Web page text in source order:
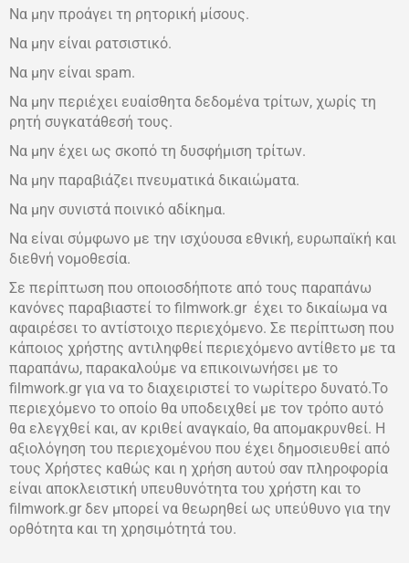
Να μην προάγει τη ρητορική μίσους.
Να μην είναι ρατσιστικό.
Να μην είναι spam.
Να μην περιέχει ευαίσθητα δεδομένα τρίτων, χωρίς τη
ρητή συγκατάθεσή τους.
Να μην έχει ως σκοπό τη δυσφήμιση τρίτων.
Να μην παραβιάζει πνευματικά δικαιώματα.
Να μην συνιστά ποινικό αδίκημα.
Να είναι σύμφωνο με την ισχύουσα εθνική, ευρωπαϊκή και
διεθνή νομοθεσία.
Σε περίπτωση που οποιοσδήποτε από τους παραπάνω
κανόνες παραβιαστεί το filmwork.gr έχει το δικαίωμα να
αφαιρέσει το αντίστοιχο περιεχόμενο. Σε περίπτωση που
κάποιος χρήστης αντιληφθεί περιεχόμενο αντίθετο με τα
παραπάνω, παρακαλούμε να επικοινωνήσει με το
filmwork.gr για να το διαχειριστεί το νωρίτερο δυνατό.Το
περιεχόμενο το οποίο θα υποδειχθεί με τον τρόπο αυτό
θα ελεγχθεί και, αν κριθεί αναγκαίο, θα απομακρυνθεί. Η
αξιολόγηση του περιεχομένου που έχει δημοσιευθεί από
τους Χρήστες καθώς και η χρήση αυτού σαν πληροφορία
είναι αποκλειστική υπευθυνότητα του χρήστη και το
filmwork.gr δεν μπορεί να θεωρηθεί ως υπεύθυνο για την
ορθότητα και τη χρησιμότητά του.